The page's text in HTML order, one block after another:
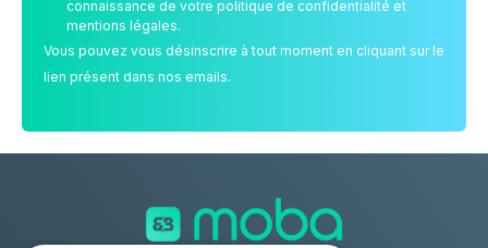
connaissance de votre politique de confidentialité et
mentions légales.
Vous pouvez vous désinscrire à tout moment en cliquant sur le
lien présent dans nos emails.